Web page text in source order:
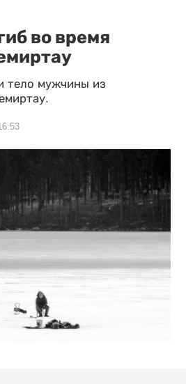
во время
тело мужчины из